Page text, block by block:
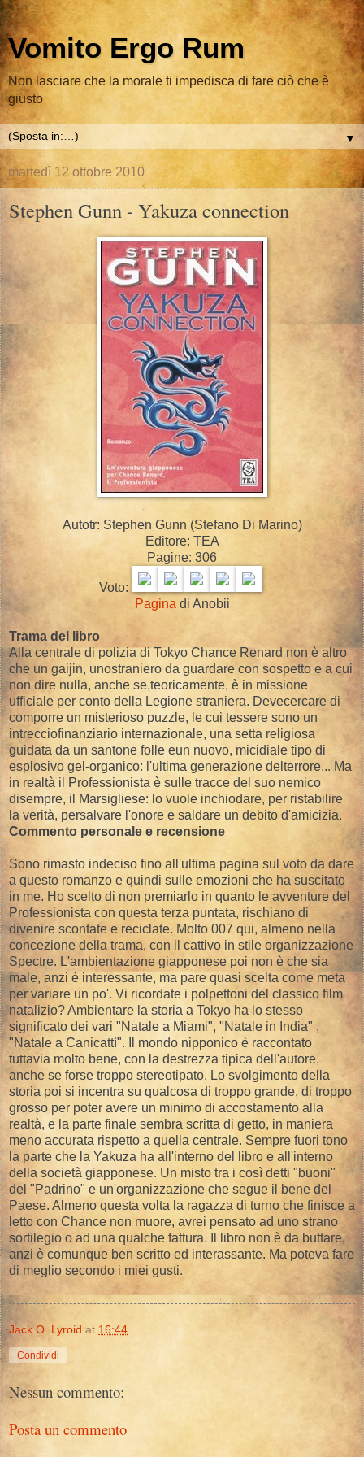
Vomito Ergo Rum
Non lasciare che la morale ti impedisca di fare ciò che è
giusto
▼
martedì 12 ottobre 2010
Stephen Gunn - Yakuza connection
Autotr: Stephen Gunn (Stefano Di Marino)
Editore: TEA
Pagine: 306
Voto:
Pagina di Anobii
Trama del libro
Alla centrale di polizia di Tokyo Chance Renard non è altro
che un gaijin, unostraniero da guardare con sospetto e a cui
non dire nulla, anche se,teoricamente, è in missione
ufficiale per conto della Legione straniera. Devecercare di
comporre un misterioso puzzle, le cui tessere sono un
intrecciofinanziario internazionale, una setta religiosa
guidata da un santone folle eun nuovo, micidiale tipo di
esplosivo gel-organico: l'ultima generazione delterrore... Ma
in realtà il Professionista è sulle tracce del suo nemico
disempre, il Marsigliese: lo vuole inchiodare, per ristabilire
la verità, persalvare l'onore e saldare un debito d'amicizia.
Commento personale e recensione
Sono rimasto indeciso fino all'ultima pagina sul voto da dare
a questo romanzo e quindi sulle emozioni che ha suscitato
in me. Ho scelto di non premiarlo in quanto le avventure del
Professionista con questa terza puntata, rischiano di
divenire scontate e reciclate. Molto 007 qui, almeno nella
concezione della trama, con il cattivo in stile organizzazione
Spectre. L'ambientazione giapponese poi non è che sia
male, anzi è interessante, ma pare quasi scelta come meta
per variare un po'. Vi ricordate i polpettoni del classico film
natalizio? Ambientare la storia a Tokyo ha lo stesso
significato dei vari "Natale a Miami", "Natale in India" ,
"Natale a Canicattì". Il mondo nipponico è raccontato
tuttavia molto bene, con la destrezza tipica dell'autore,
anche se forse troppo stereotipato. Lo svolgimento della
storia poi si incentra su qualcosa di troppo grande, di troppo
grosso per poter avere un minimo di accostamento alla
realtà, e la parte finale sembra scritta di getto, in maniera
meno accurata rispetto a quella centrale. Sempre fuori tono
la parte che la Yakuza ha all'interno del libro e all'interno
della società giapponese. Un misto tra i così detti "buoni"
del "Padrino" e un'organizzazione che segue il bene del
Paese. Almeno questa volta la ragazza di turno che finisce a
letto con Chance non muore, avrei pensato ad uno strano
sortilegio o ad una qualche fattura. Il libro non è da buttare,
anzi è comunque ben scritto ed interassante. Ma poteva fare
di meglio secondo i miei gusti.
Jack O. Lyroid at 16:44
Condividi
Nessun commento:
Posta un commento